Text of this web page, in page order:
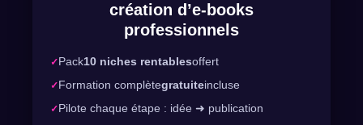
création d’e-books
professionnels
Pack10 niches rentablesoffert
Formation complètegratuiteincluse
Pilote chaque étape : idée ➜ publication